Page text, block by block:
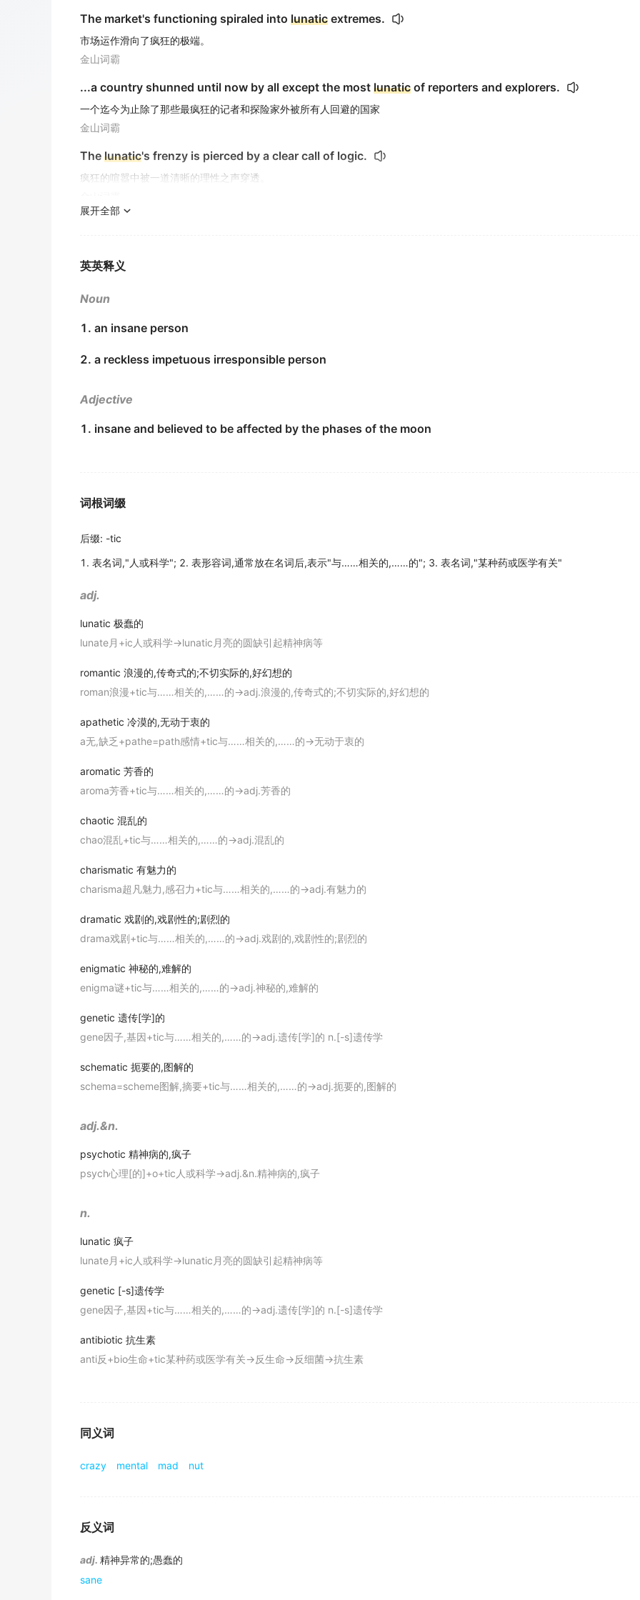
The market's functioning spiraled into lunatic extremes.
市场运作滑向了疯狂的极端。
金山词霸
...a country shunned until now by all except the most lunatic of reporters and explorers.
一个迄今为止除了那些最疯狂的记者和探险家外被所有人回避的国家
金山词霸
The lunatic's frenzy is pierced by a clear call of logic.
疯狂的喧嚣中被一道清晰的理性之声穿透。
金山词霸
alunatic
金山词霸
He has been called a fascist, a heretic and shenjingbing , a
期刊摘选
Ma is also alunatic, but I am also a big crazy.
It's thelunatic
是 “动物解放阵线”的极端分子打碎了肉店的玻璃窗, 可不是我们这样的普通成员.
《简明英汉词典》
辞典例句
酒鬼与逍遥在外的疯子对社会有同样的危险.
期刊摘选
I might as well have struggled with a bear, or reasoned with a
我还不如跟只熊搏斗, 或是跟疯子论理还好些.
Thelunaticfringe is / are ignored by most members of the party.
I rejoined that the Klan is a more
辞典例句
The second was the larger pile, with writing that ranged from imaginative to
第二堆比较多, 写作风格多种多样,从虚幻到荒谬.
期刊摘选
Gary alunatic. He is always acting crazy.
盖瑞是神经病. 他老是疯疯癫癫的.
Thelunatic
对疯子严加看守.
辞典例句
《简明英汉词典》
I began to think that his wife had been lunatic
我开始想他的妻子是神经错乱了, 或者疯了.
辞典例句
Thelunaticman walked down the lane without any clothes on.
这个疯子一丝不挂地在小路上走.
听听他们猛击,直到你准备好进疯人院.
These docile
一群游客被领着参观一所疯人院.
期刊摘选
展开全部
英英释义
Noun
1. an insane person
2. a reckless impetuous irresponsible person
Adjective
1. insane and believed to be affected by the phases of the moon
词根词缀
后缀: -tic
1. 表名词,"人或科学"; 2. 表形容词,通常放在名词后,表示"与……相关的,……的"; 3. 表名词,"某种药或医学有关"
adj.
lunatic 极蠢的
lunate月+ic人或科学→lunatic月亮的圆缺引起精神病等
romantic 浪漫的,传奇式的;不切实际的,好幻想的
roman浪漫+tic与……相关的,……的→adj.浪漫的,传奇式的;不切实际的,好幻想的
apathetic 冷漠的,无动于衷的
a无,缺乏+pathe=path感情+tic与……相关的,……的→无动于衷的
aromatic 芳香的
aroma芳香+tic与……相关的,……的→adj.芳香的
chaotic 混乱的
chao混乱+tic与……相关的,……的→adj.混乱的
charismatic 有魅力的
charisma超凡魅力,感召力+tic与……相关的,……的→adj.有魅力的
dramatic 戏剧的,戏剧性的;剧烈的
drama戏剧+tic与……相关的,……的→adj.戏剧的,戏剧性的;剧烈的
enigmatic 神秘的,难解的
enigma谜+tic与……相关的,……的→adj.神秘的,难解的
genetic 遗传[学]的
gene因子,基因+tic与……相关的,……的→adj.遗传[学]的 n.[-s]遗传学
schematic 扼要的,图解的
schema=scheme图解,摘要+tic与……相关的,……的→adj.扼要的,图解的
adj.&n.
psychotic 精神病的,疯子
psych心理[的]+o+tic人或科学→adj.&n.精神病的,疯子
n.
lunatic 疯子
lunate月+ic人或科学→lunatic月亮的圆缺引起精神病等
genetic [-s]遗传学
gene因子,基因+tic与……相关的,……的→adj.遗传[学]的 n.[-s]遗传学
antibiotic 抗生素
anti反+bio生命+tic某种药或医学有关→反生命→反细菌→抗生素
同义词
crazy mental mad nut
反义词
adj. 精神异常的;愚蠢的
sane